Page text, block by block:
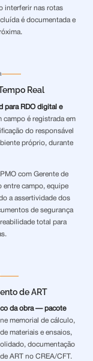
interferir nas rotas
é documentada e
Real
para RDO digital e
campo é registrada em
do responsável
próprio, durante
com Gerente de
entre campo, equipe
a assertividade dos
de segurança
total para
de ART
da obra — pacote
memorial de cálculo,
materiais e ensaios,
documentação
ART no CREA/CFT.